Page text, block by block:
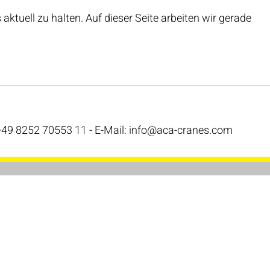
zu halten. Auf dieser Seite arbeiten wir gerade
8252 70553 11 - E-Mail: info@aca-cranes.com